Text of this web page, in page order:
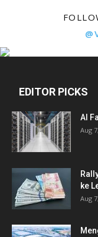
EDITOR PICKS
AI
Aug
ke
Aug